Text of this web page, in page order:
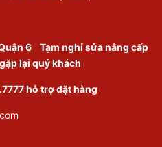
6 Tạm nghỉ sửa nâng cấp
lại quý khách
hỗ trợ đặt hàng